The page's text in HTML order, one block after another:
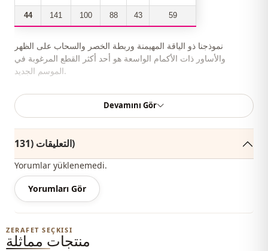
44 141 100 88 43 59
نموذجنا ذو الياقة المهيمنة وربطة الخصر والسحاب على الظهر
والأساور ذات الأكمام الواسعة هو أحد أكثر القطع المرغوبة في
الموسم الجديد.
عرض صفعة الذراع 20 سم.
يمكنك بسهولة شرائه بحملة وسعر مخفض واستخدامه بسهولة في
وفقًا للمستخدم والمنطقة ، يمكن أيضًا تسمية هذا المنتج بفستان
الحجاب ، واللباس غير الرسمي ، وفستان الزفاف ، وفستان الخطوبة ،
Devamını Gör
التعليقات (131)
Yorumlar yüklenemedi.
Yorumları Gör
ZERAFET SEÇKISI
منتجات مماثلة